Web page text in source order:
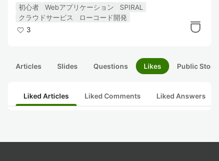
初心者 Webアプリケーション
SPIRAL
クラウドサービス
ローコード開発
3
Articles Slides Questions Likes Public
Liked Articles Liked Comments Liked Answers